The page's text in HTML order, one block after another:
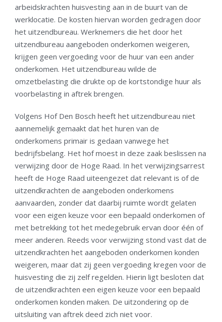
arbeidskrachten huisvesting aan in de buurt van de
werklocatie. De kosten hiervan worden gedragen door
het uitzendbureau. Werknemers die het door het
uitzendbureau aangeboden onderkomen weigeren,
krijgen geen vergoeding voor de huur van een ander
onderkomen. Het uitzendbureau wilde de
omzetbelasting die drukte op de kortstondige huur als
voorbelasting in aftrek brengen.
Volgens Hof Den Bosch heeft het uitzendbureau niet
aannemelijk gemaakt dat het huren van de
onderkomens primair is gedaan vanwege het
bedrijfsbelang. Het hof moest in deze zaak beslissen na
verwijzing door de Hoge Raad. In het verwijzingsarrest
heeft de Hoge Raad uiteengezet dat relevant is of de
uitzendkrachten de aangeboden onderkomens
aanvaarden, zonder dat daarbij ruimte wordt gelaten
voor een eigen keuze voor een bepaald onderkomen of
met betrekking tot het medegebruik ervan door één of
meer anderen. Reeds voor verwijzing stond vast dat de
uitzendkrachten het aangeboden onderkomen konden
weigeren, maar dat zij geen vergoeding kregen voor de
huisvesting die zij zelf regelden. Hierin ligt besloten dat
de uitzendkrachten een eigen keuze voor een bepaald
onderkomen konden maken. De uitzondering op de
uitsluiting van aftrek deed zich niet voor.